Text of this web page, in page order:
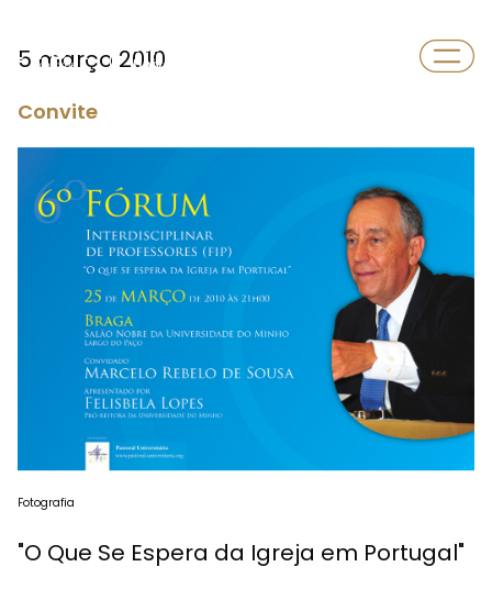
Departamento
Universidade
5 março 2010
Convite
Fotografia
"O Que Se Espera da Igreja em Portugal"